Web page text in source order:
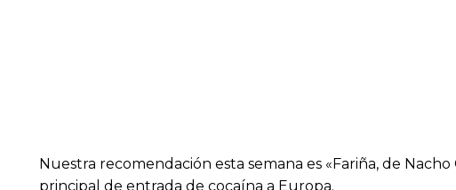
Nuestra recomendación esta semana es «Fariña, de
principal de entrada de cocaína a Europa.